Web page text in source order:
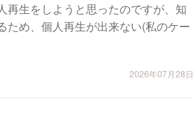
再生をしようと思ったのですが、知
ため、個人再生が出来ない(私のケー
2026年07月28日